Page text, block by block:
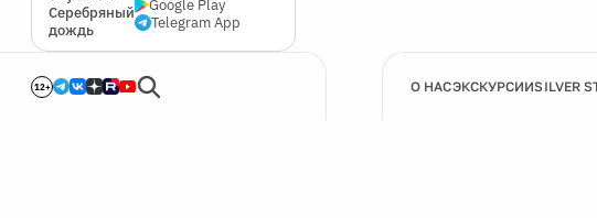
Серебряный
дождь
Google Play
Telegram App
12+ О НАСЭКСКУРСИИSILVER